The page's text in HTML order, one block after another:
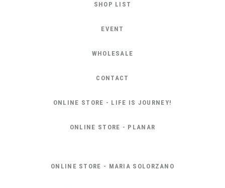
SHOP LIST
EVENT
WHOLESALE
CONTACT
ONLINE STORE - LIFE IS JOURNEY!
ONLINE STORE - PLANAR
ONLINE STORE - MARIA SOLORZANO